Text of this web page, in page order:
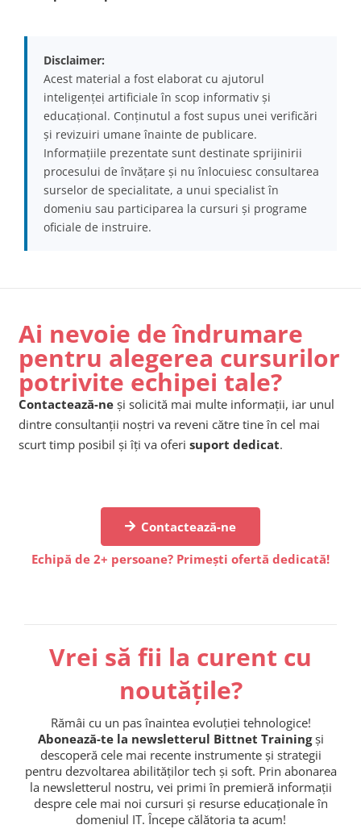
Disclaimer:
Acest material a fost elaborat cu ajutorul
inteligenței artificiale în scop informativ și
educațional. Conținutul a fost supus unei verificări
și revizuiri umane înainte de publicare.
Informațiile prezentate sunt destinate sprijinirii
procesului de învățare și nu înlocuiesc consultarea
surselor de specialitate, a unui specialist în
domeniu sau participarea la cursuri și programe
oficiale de instruire.
Ai nevoie de îndrumare
pentru alegerea cursurilor
potrivite echipei tale?
Contactează-ne și solicită mai multe informații, iar unul
dintre consultanții noștri va reveni către tine în cel mai
scurt timp posibil și îți va oferi suport dedicat.
Contactează-ne
Echipă de 2+ persoane? Primești ofertă dedicată!
Vrei să fii la curent cu
noutățile?
Rămâi cu un pas înaintea evoluției tehnologice!
Abonează-te la newsletterul Bittnet Trainingși
descoperă cele mai recente instrumente și strategii
pentru dezvoltarea abilităților tech și soft. Prin abonarea
la newsletterul nostru, vei primi în premieră informații
despre cele mai noi cursuri și resurse educaționale în
domeniul IT. Începe călătoria ta acum!